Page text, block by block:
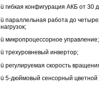
ü гибкая конфигурация АКБ от 30
ü параллельная работа до
нагрузок;
ü микропроцессорное управление;
ü трехуровневый инвертор;
ü регулируемая скорость
ü 5-дюймовый сенсорный цветной